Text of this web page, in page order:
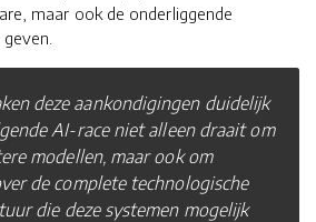
maar ook de onderliggende
deze aankondigingen duidelijk
AI-race niet alleen draait om
modellen, maar ook om
de complete technologische
die deze systemen mogelijk